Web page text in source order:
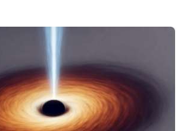
Atomen gilt, deren physikalische
voranbringen. Das
Science Advances veröffentlichte
10.1126/sciadv.adw8462)
oder Dampfturbinen sind
Sie wandeln thermische